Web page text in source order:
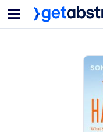
菜单
面向团队与管理者
为您的员工配备关键
帮助您的管理者为未
面向人工智能系统